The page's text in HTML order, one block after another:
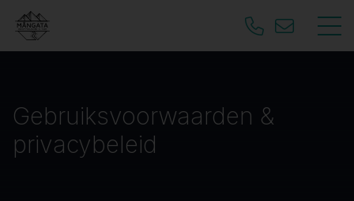
Gebruiksvoorwaarden &
privacybeleid